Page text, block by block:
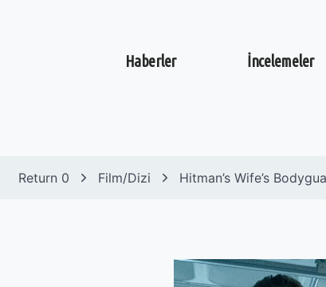
Haberler İncelemeler
Return 0 Film/Dizi Hitman’s Wife’s